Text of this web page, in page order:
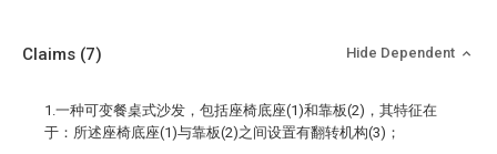
Claims (7) Hide Dependent
1.一种可变餐桌式沙发，包括座椅底座(1)和靠板(2)，其特征在
于：所述座椅底座(1)与靠板(2)之间设置有翻转机构(3)；